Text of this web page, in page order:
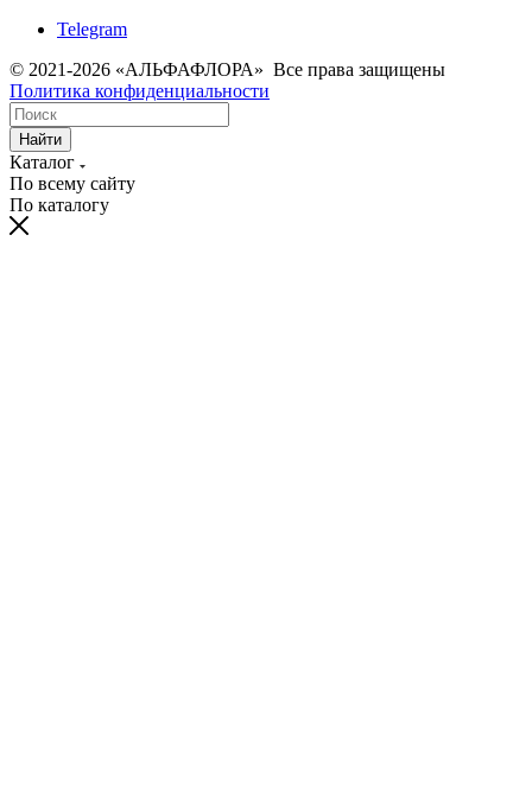
Telegram
© 2021-2026 «АЛЬФАФЛОРА» Все права защищены
Политика конфиденциальности
Найти
Каталог
По всему сайту
По каталогу